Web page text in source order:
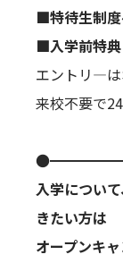
■特待生制度
■入学前特典
エントリ―は
来校不要で
入学につい
きたい方は
オープンキ